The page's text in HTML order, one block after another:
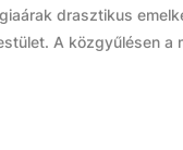
drasztikus
A közgyűlésen a